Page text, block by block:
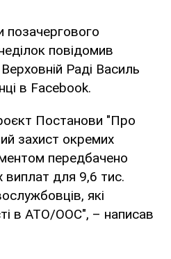
позачергового
повідомив
Раді Василь
в Facebook.
Постанови "Про
захист окремих
передбачено
виплат для 9,6 тис.
які
в АТО/ООС", – написав